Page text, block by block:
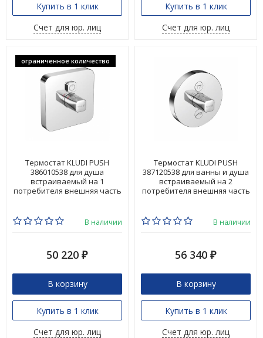
Купить в 1 клик
Счет для юр. лиц
Купить в 1 клик
Счет для юр. лиц
ограниченное количество
Термостат KLUDI PUSH
386010538 для душа
встраиваемый на 1
потребителя внешняя часть
В наличии
50 220 ₽
В корзину
Купить в 1 клик
Счет для юр. лиц
Термостат KLUDI PUSH
387120538 для ванны и душа
встраиваемый на 2
потребителя внешняя часть
В наличии
56 340 ₽
В корзину
Купить в 1 клик
Счет для юр. лиц